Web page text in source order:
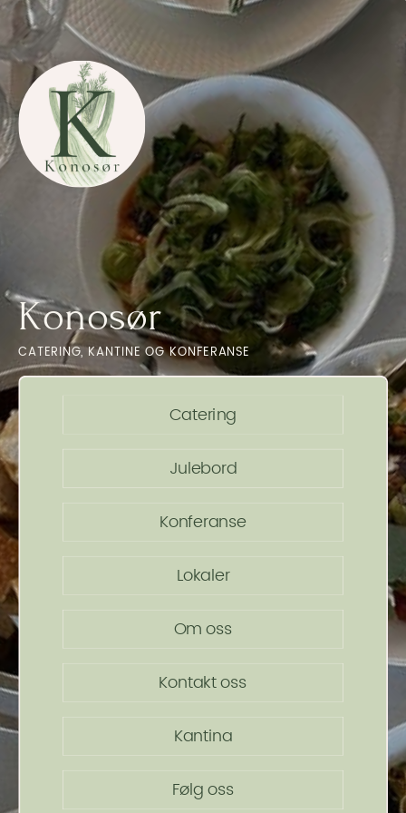
Catering
Konferanse
Om oss
Kontakt oss
Kantina
Følg oss
Konosør
CATERING, KANTINE OG KONFERANSE
Lokaler
Julebord